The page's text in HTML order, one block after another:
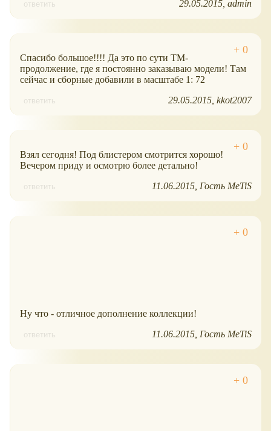
ответить 29.05.2015 admin
Спасибо большое!!!! Да это по сути ТМ-
продолжение, где я постоянно заказываю модели! Там
сейчас и сборные добавили в масштабе 1: 72
ответить 29.05.2015 kkot2007
Взял сегодня! Под блистером смотрится хорошо!
Вечером приду и осмотрю более детально!
ответить 11.06.2015 Гость MeTiS
Ну что - отличное дополнение коллекции!
ответить 11.06.2015 Гость MeTiS